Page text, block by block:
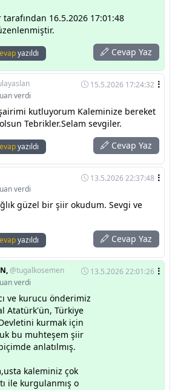
16.5.2026 17:01:48
yazıldı Cevap Yaz
15.5.2026 17:24:32
verdi
kutluyorum Kaleminize bereket
Tebrikler.Selam sevgiler.
yazıldı Cevap Yaz
13.5.2026 22:37:48
verdi
güzel bir şiir okudum. Sevgi ve
yazıldı Cevap Yaz
@tugalkosemen
13.5.2026 22:01:26
verdi
ve kurucu önderimiz
Atatürk'ün, Türkiye
kurmak için
bu muhteşem şiir
anlatılmış.
kaleminiz çok
ile kurgulanmış o